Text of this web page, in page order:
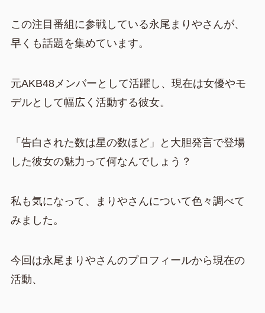
この注目番組に参戦している永尾まりやさんが、
早くも話題を集めています。
元AKB48メンバーとして活躍し、現在は女優やモ
デルとして幅広く活動する彼女。
「告白された数は星の数ほど」と大胆発言で登場
した彼女の魅力って何なんでしょう？
私も気になって、まりやさんについて色々調べて
みました。
今回は永尾まりやさんのプロフィールから現在の
活動、